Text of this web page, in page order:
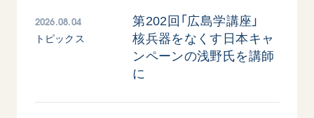
祈り
御本尊
朝晩の祈り（勤行・唱題）
平和・文化・教育
核兵器の廃絶に向け連帯を拡大
「人権文化」「ジェンダー平等」を促進
各国ウェブサイト
2026.08.04
トピックス
第202回「広島学講座」
核兵器をなくす日本キャ
ンペーンの浅野氏を講師
に